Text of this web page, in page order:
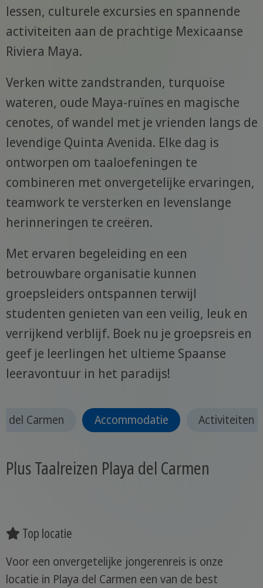
lessen, culturele excursies en spannende
activiteiten aan de prachtige Mexicaanse
Riviera Maya.
Verken witte zandstranden, turquoise
wateren, oude Maya-ruïnes en magische
cenotes, of wandel met je vrienden langs de
levendige Quinta Avenida. Elke dag is
ontworpen om taaloefeningen te
combineren met onvergetelijke ervaringen,
teamwork te versterken en levenslange
herinneringen te creëren.
Met ervaren begeleiding en een
betrouwbare organisatie kunnen
groepsleiders ontspannen terwijl
studenten genieten van een veilig, leuk en
verrijkend verblijf. Boek nu je groepsreis en
geef je leerlingen het ultieme Spaanse
leeravontuur in het paradijs!
del Carmen Accommodatie Activiteiten
Plus Taalreizen Playa del Carmen
Top locatie
Voor een onvergetelijke jongerenreis is onze
locatie in Playa del Carmen een van de best